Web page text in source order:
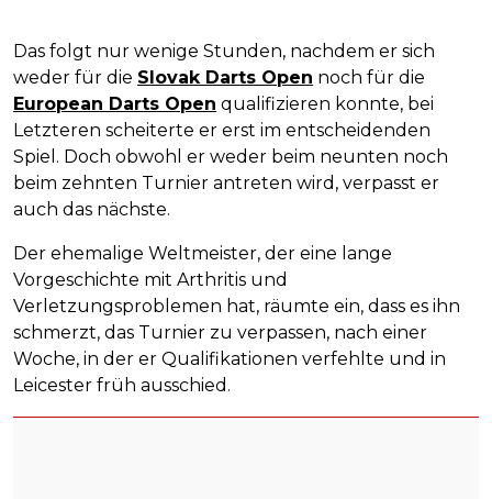
Das folgt nur wenige Stunden, nachdem er sich
weder für die Slovak Darts Open noch für die
European Darts Open qualifizieren konnte, bei
Letzteren scheiterte er erst im entscheidenden
Spiel. Doch obwohl er weder beim neunten noch
beim zehnten Turnier antreten wird, verpasst er
auch das nächste.
Der ehemalige Weltmeister, der eine lange
Vorgeschichte mit Arthritis und
Verletzungsproblemen hat, räumte ein, dass es ihn
schmerzt, das Turnier zu verpassen, nach einer
Woche, in der er Qualifikationen verfehlte und in
Leicester früh ausschied.